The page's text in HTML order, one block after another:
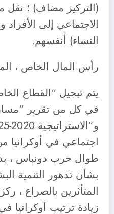
(التركيز مضاف) ؛ نقل
الاجتماعي إلى
النساء) أنفسهم.
رأس المال الخاص ،
يتم تبجيل “القطاع
في كل من تقرير
اجتماعي في أوكرانيا
طوال حرب دونباس ،
بشأن تدهور التنمية
المتأثرين بالصراع ،
زيادة ترتيب